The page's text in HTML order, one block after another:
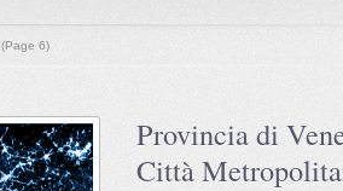
(Page 6)
Provincia di
Città